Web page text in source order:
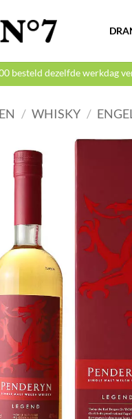
besteld dezelfde werkdag
/ WHISKY /